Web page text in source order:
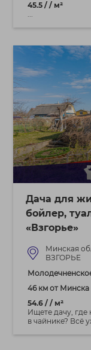
45.5 / / м²
...
Дача для
бойлер,
«Взгорье»
Минская
ВЗГОРЬЕ
46 км от Минска
54.6 / / м²
Ищете дачу, где
в чайнике? Всё